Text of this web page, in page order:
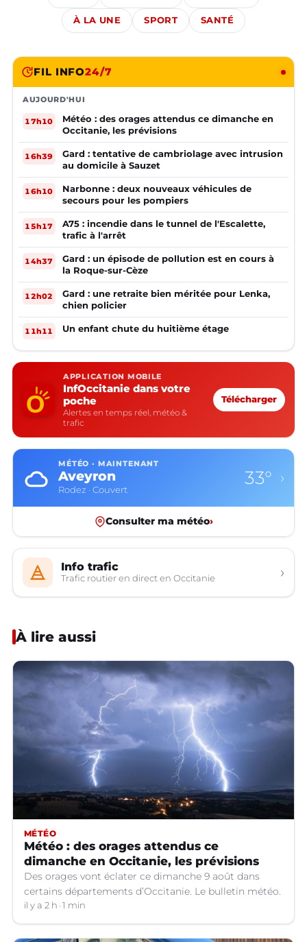
À LA UNE SPORT SANTÉ
FIL INFO24/7
AUJOURD'HUI
17h10
Météo : des orages attendus ce dimanche en
Occitanie, les prévisions
16h39
Gard : tentative de cambriolage avec intrusion
au domicile à Sauzet
16h10
Narbonne : deux nouveaux véhicules de
secours pour les pompiers
15h17
A75 : incendie dans le tunnel de l'Escalette,
trafic à l'arrêt
14h37
Gard : un épisode de pollution est en cours à
la Roque-sur-Cèze
12h02
Gard : une retraite bien méritée pour Lenka,
chien policier
11h11 Un enfant chute du huitième étage
APPLICATION MOBILE
InfOccitanie dans votre
poche
Alertes en temps réel, météo &
trafic
Télécharger
MÉTÉO · MAINTENANT
Aveyron
Rodez · Couvert
33° ›
Consulter ma météo›
Info trafic
Trafic routier en direct en Occitanie ›
À lire aussi
MÉTÉO
Météo : des orages attendus ce
dimanche en Occitanie, les prévisions
Des orages vont éclater ce dimanche 9 août dans
certains départements d’Occitanie. Le bulletin météo.
il y a 2 h 1 min